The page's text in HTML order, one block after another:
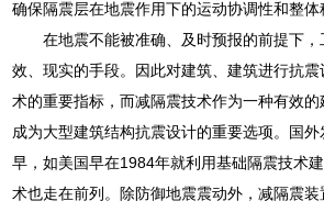
确保隔震层在地震作用下的运动协调性和整体
在地震不能被准确、及时预报的前提下
效、现实的手段。因此对建筑、建筑进行抗
术的重要指标，而减隔震技术作为一种有效
成为大型建筑结构抗震设计的重要选项。国
早，如美国早在1984年就利用基础隔震技术
术也走在前列。除防御地震震动外，减隔震